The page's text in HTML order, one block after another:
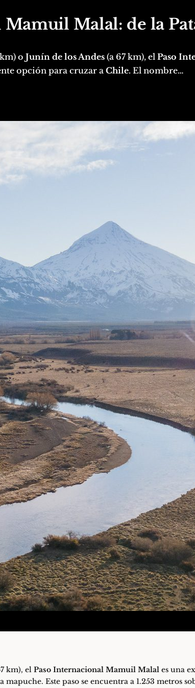
Malal: de la
o Junín de los Andes(a 67 km), el Paso
opción para cruzar a Chile. El nombre…
km), el Paso Internacional Mamuil Malal es una
Este paso se encuentra a 1.253 metros